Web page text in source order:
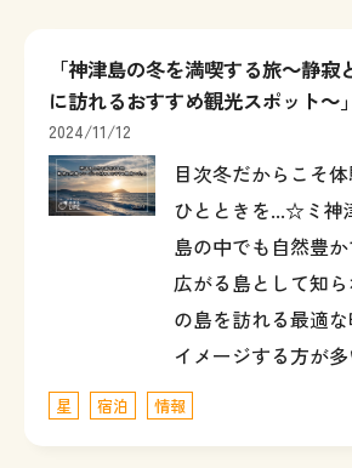
「神津島の冬を満喫する旅～静寂
に訪れるおすすめ観光スポット～」
2024/11/12
目次冬だからこそ
ひとときを...☆ミ神
島の中でも自然豊
広がる島として知
の島を訪れる最適
イメージする方が
星 宿泊 情報